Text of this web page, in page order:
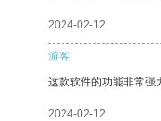
2024-02-12
游客
这款软件的功能非常强
2024-02-12